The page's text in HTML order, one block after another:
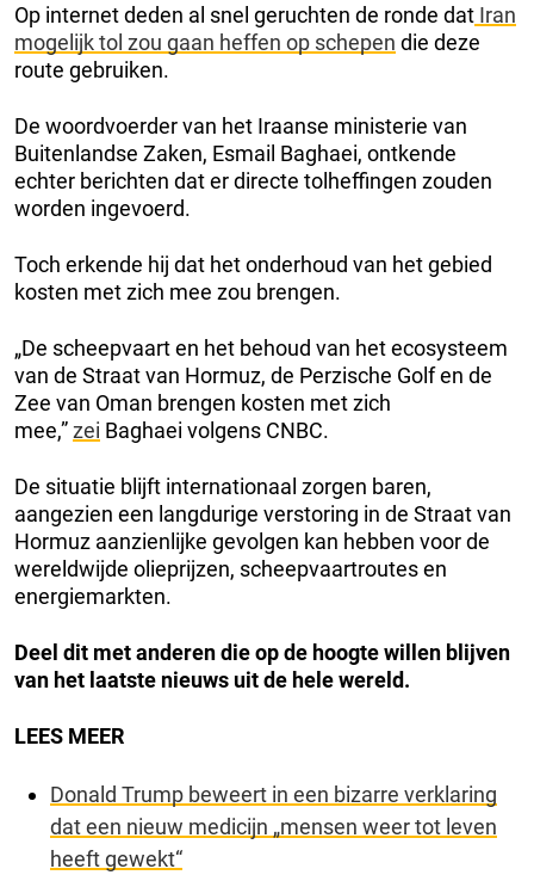
Op internet deden al snel geruchten de ronde dat Iran
mogelijk tol zou gaan heffen op schepen die deze
route gebruiken.
De woordvoerder van het Iraanse ministerie van
Buitenlandse Zaken, Esmail Baghaei, ontkende
echter berichten dat er directe tolheffingen zouden
worden ingevoerd.
Toch erkende hij dat het onderhoud van het gebied
kosten met zich mee zou brengen.
„De scheepvaart en het behoud van het ecosysteem
van de Straat van Hormuz, de Perzische Golf en de
Zee van Oman brengen kosten met zich
mee,”zei Baghaei volgens CNBC.
De situatie blijft internationaal zorgen baren,
aangezien een langdurige verstoring in de Straat van
Hormuz aanzienlijke gevolgen kan hebben voor de
wereldwijde olieprijzen, scheepvaartroutes en
energiemarkten.
Deel dit met anderen die op de hoogte willen blijven
van het laatste nieuws uit de hele wereld.
LEES MEER
Donald Trump beweert in een bizarre verklaring
dat een nieuw medicijn „mensen weer tot leven
heeft gewekt“